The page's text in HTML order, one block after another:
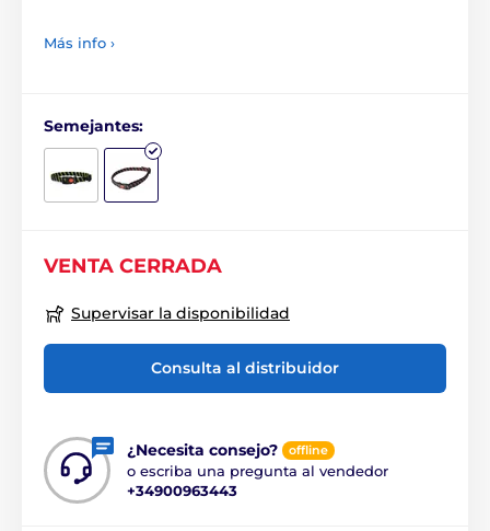
Más info ›
Semejantes:
VENTA CERRADA
Supervisar la disponibilidad
Consulta al distribuidor
¿Necesita consejo? offline
o escriba una pregunta al vendedor
+34900963443